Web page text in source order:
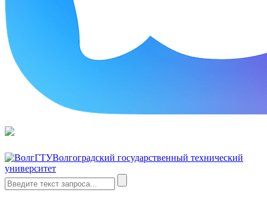
Волгоградский государственный технический
университет